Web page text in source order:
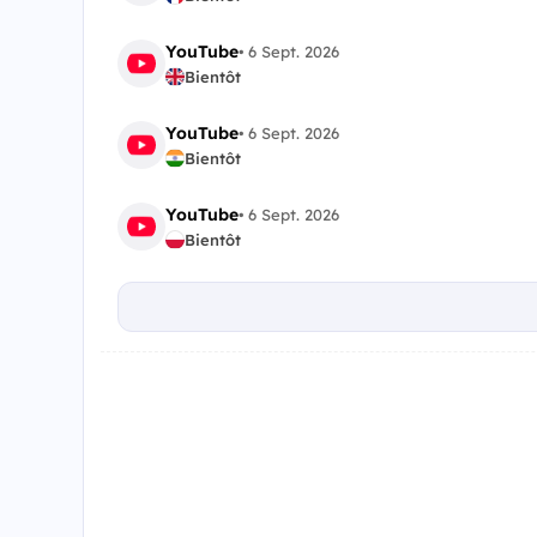
YouTube•6 Sept. 2026
Bientôt
YouTube•6 Sept. 2026
Bientôt
YouTube•6 Sept. 2026
Bientôt